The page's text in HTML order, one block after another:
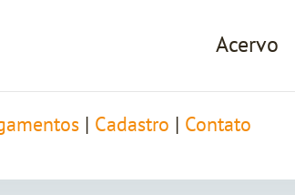
Acervo
Cadastro Contato